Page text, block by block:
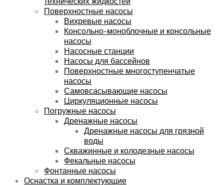
Поверхностные насосы
Вихревые насосы
Консольно-моноблочные и консольные
насосы
Насосные станции
Насосы для бассейнов
Поверхностные многоступенчатые
насосы
Самовсасывающие насосы
Циркуляционные насосы
Погружные насосы
Дренажные насосы
Дренажные насосы для грязной
воды
Скважинные и колодезные насосы
Фекальные насосы
Фонтанные насосы
Оснастка и комплектующие